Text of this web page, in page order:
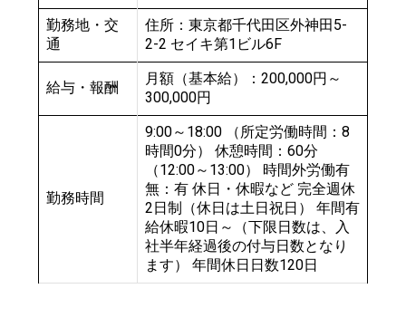
勤務地・交
通
住所：東京都千代田区外神田5-
2-2 セイキ第1ビル6F
給与・報酬
月額（基本給）：200,000円～
300,000円
勤務時間
9:00～18:00 （所定労働時間：8
時間0分） 休憩時間：60分
（12:00～13:00） 時間外労働有
無：有 休日・休暇など 完全週休
2日制（休日は土日祝日） 年間有
給休暇10日～（下限日数は、入
社半年経過後の付与日数となり
ます） 年間休日日数120日